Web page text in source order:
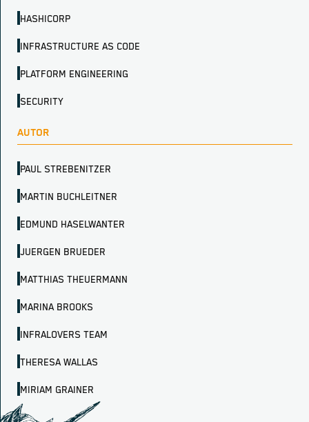
HASHICORP
INFRASTRUCTURE AS CODE
PLATFORM ENGINEERING
SECURITY
AUTOR
PAUL STREBENITZER
MARTIN BUCHLEITNER
EDMUND HASELWANTER
JUERGEN BRUEDER
MATTHIAS THEUERMANN
MARINA BROOKS
INFRALOVERS TEAM
THERESA WALLAS
MIRIAM GRAINER